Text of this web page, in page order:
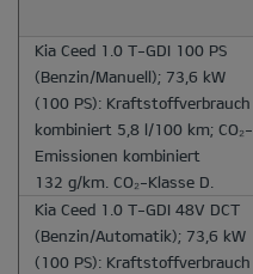
Kia Ceed 1.0 T-GDI 100 PS
(Benzin/Manuell); 73,6 kW
(100 PS): Kraftstoffverbrauch
kombiniert 5,8 l/100 km; CO₂-
Emissionen kombiniert
132 g/km. CO₂-Klasse D.
Kia Ceed 1.0 T-GDI 48V DCT
(Benzin/Automatik); 73,6 kW
(100 PS): Kraftstoffverbrauch